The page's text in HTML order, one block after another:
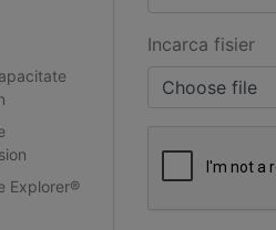
Explorer®
Incarca fisier
Choose file